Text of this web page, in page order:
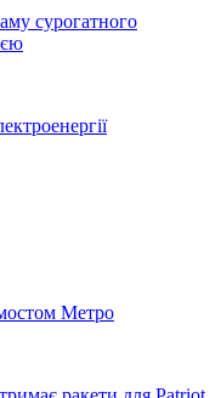
сурогатного
Метро